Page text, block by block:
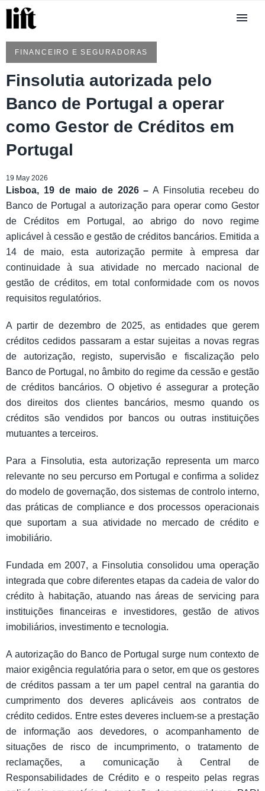
FINANCEIRO E SEGURADORAS
Finsolutia autorizada pelo
Banco de Portugal a operar
como Gestor de Créditos em
Portugal
19 May 2026
Lisboa, 19 de maio de 2026 – A Finsolutia recebeu do
Banco de Portugal a autorização para operar como Gestor
de Créditos em Portugal, ao abrigo do novo regime
aplicável à cessão e gestão de créditos bancários. Emitida a
14 de maio, esta autorização permite à empresa dar
continuidade à sua atividade no mercado nacional de
gestão de créditos, em total conformidade com os novos
requisitos regulatórios.
A partir de dezembro de 2025, as entidades que gerem
créditos cedidos passaram a estar sujeitas a novas regras
de autorização, registo, supervisão e fiscalização pelo
Banco de Portugal, no âmbito do regime da cessão e gestão
de créditos bancários. O objetivo é assegurar a proteção
dos direitos dos clientes bancários, mesmo quando os
créditos são vendidos por bancos ou outras instituições
mutuantes a terceiros.
Para a Finsolutia, esta autorização representa um marco
relevante no seu percurso em Portugal e confirma a solidez
do modelo de governação, dos sistemas de controlo interno,
das práticas de compliance e dos processos operacionais
que suportam a sua atividade no mercado de crédito e
imobiliário.
Fundada em 2007, a Finsolutia consolidou uma operação
integrada que cobre diferentes etapas da cadeia de valor do
crédito à habitação, atuando nas áreas de servicing para
instituições financeiras e investidores, gestão de ativos
imobiliários, investimento e tecnologia.
A autorização do Banco de Portugal surge num contexto de
maior exigência regulatória para o setor, em que os gestores
de créditos passam a ter um papel central na garantia do
cumprimento dos deveres aplicáveis aos contratos de
crédito cedidos. Entre estes deveres incluem-se a prestação
de informação aos devedores, o acompanhamento de
situações de risco de incumprimento, o tratamento de
reclamações, a comunicação à Central de
Responsabilidades de Crédito e o respeito pelas regras